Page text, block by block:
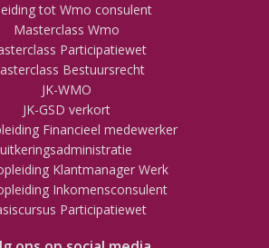
tot Wmo consulent
Masterclass Wmo
Participatiewet
Bestuursrecht
JK-WMO
JK-GSD verkort
Financieel medewerker
uitkeringsadministratie
Klantmanager Werk
Inkomensconsulent
Participatiewet